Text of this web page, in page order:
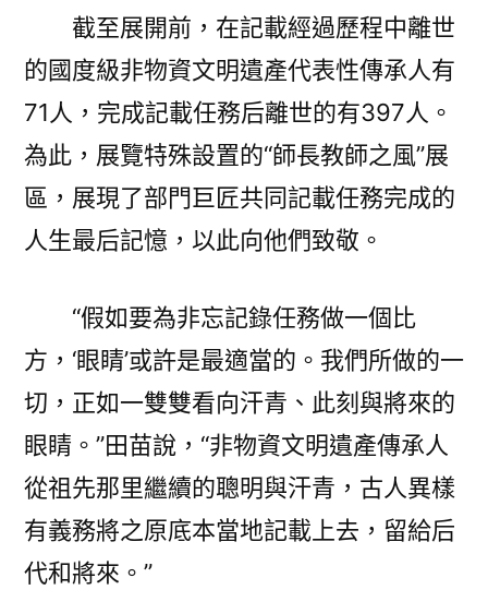
截至展開前，在記載經過歷程中離世
的國度級非物資文明遺產代表性傳承人有
71人，完成記載任務后離世的有397人。
為此，展覽特殊設置的“師長教師之風”展
區，展現了部門巨匠共同記載任務完成的
人生最后記憶，以此向他們致敬。
“假如要為非忘記錄任務做一個比
方，‘眼睛’或許是最適當的。我們所做的一
切，正如一雙雙看向汗青、此刻與將來的
眼睛。”田苗說，“非物資文明遺產傳承人
從祖先那里繼續的聰明與汗青，古人異樣
有義務將之原底本當地記載上去，留給后
代和將來。”